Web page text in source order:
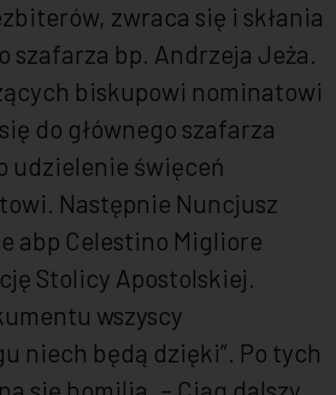
zwraca się i skłania
szafarza bp. Andrzeja Jeża.
biskupowi nominatowi
do głównego szafarza
udzielenie święceń
Następnie Nuncjusz
abp Celestino Migliore
Stolicy Apostolskiej.
wszyscy
niech będą dzięki”. Po tych